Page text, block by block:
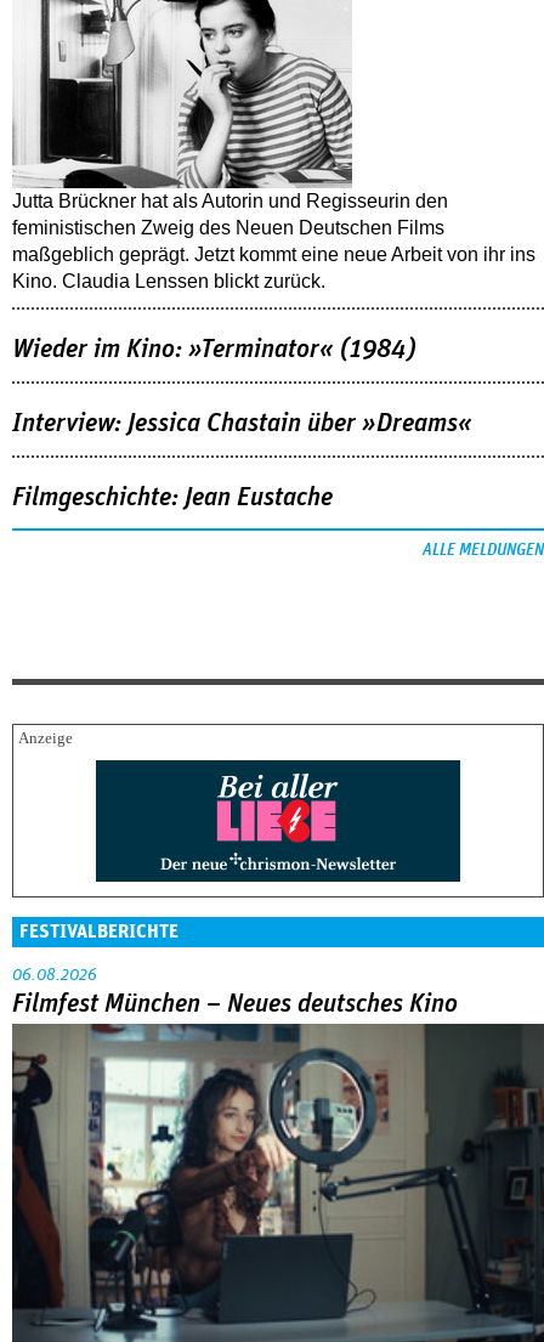
Jutta Brückner hat als Autorin und Regisseurin den
feministischen Zweig des Neuen Deutschen Films
maßgeblich geprägt. Jetzt kommt eine neue Arbeit von ihr ins
Kino. Claudia Lenssen blickt zurück.
Wieder im Kino: »Terminator« (1984)
Interview: Jessica Chastain über »Dreams«
Filmgeschichte: Jean Eustache
ALLE MELDUNGEN
FESTIVALBERICHTE
06.08.2026
Filmfest München – Neues deutsches Kino